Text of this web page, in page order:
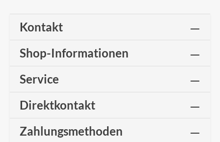
Kontakt
Shop-Informationen
Service
Direktkontakt
Zahlungsmethoden